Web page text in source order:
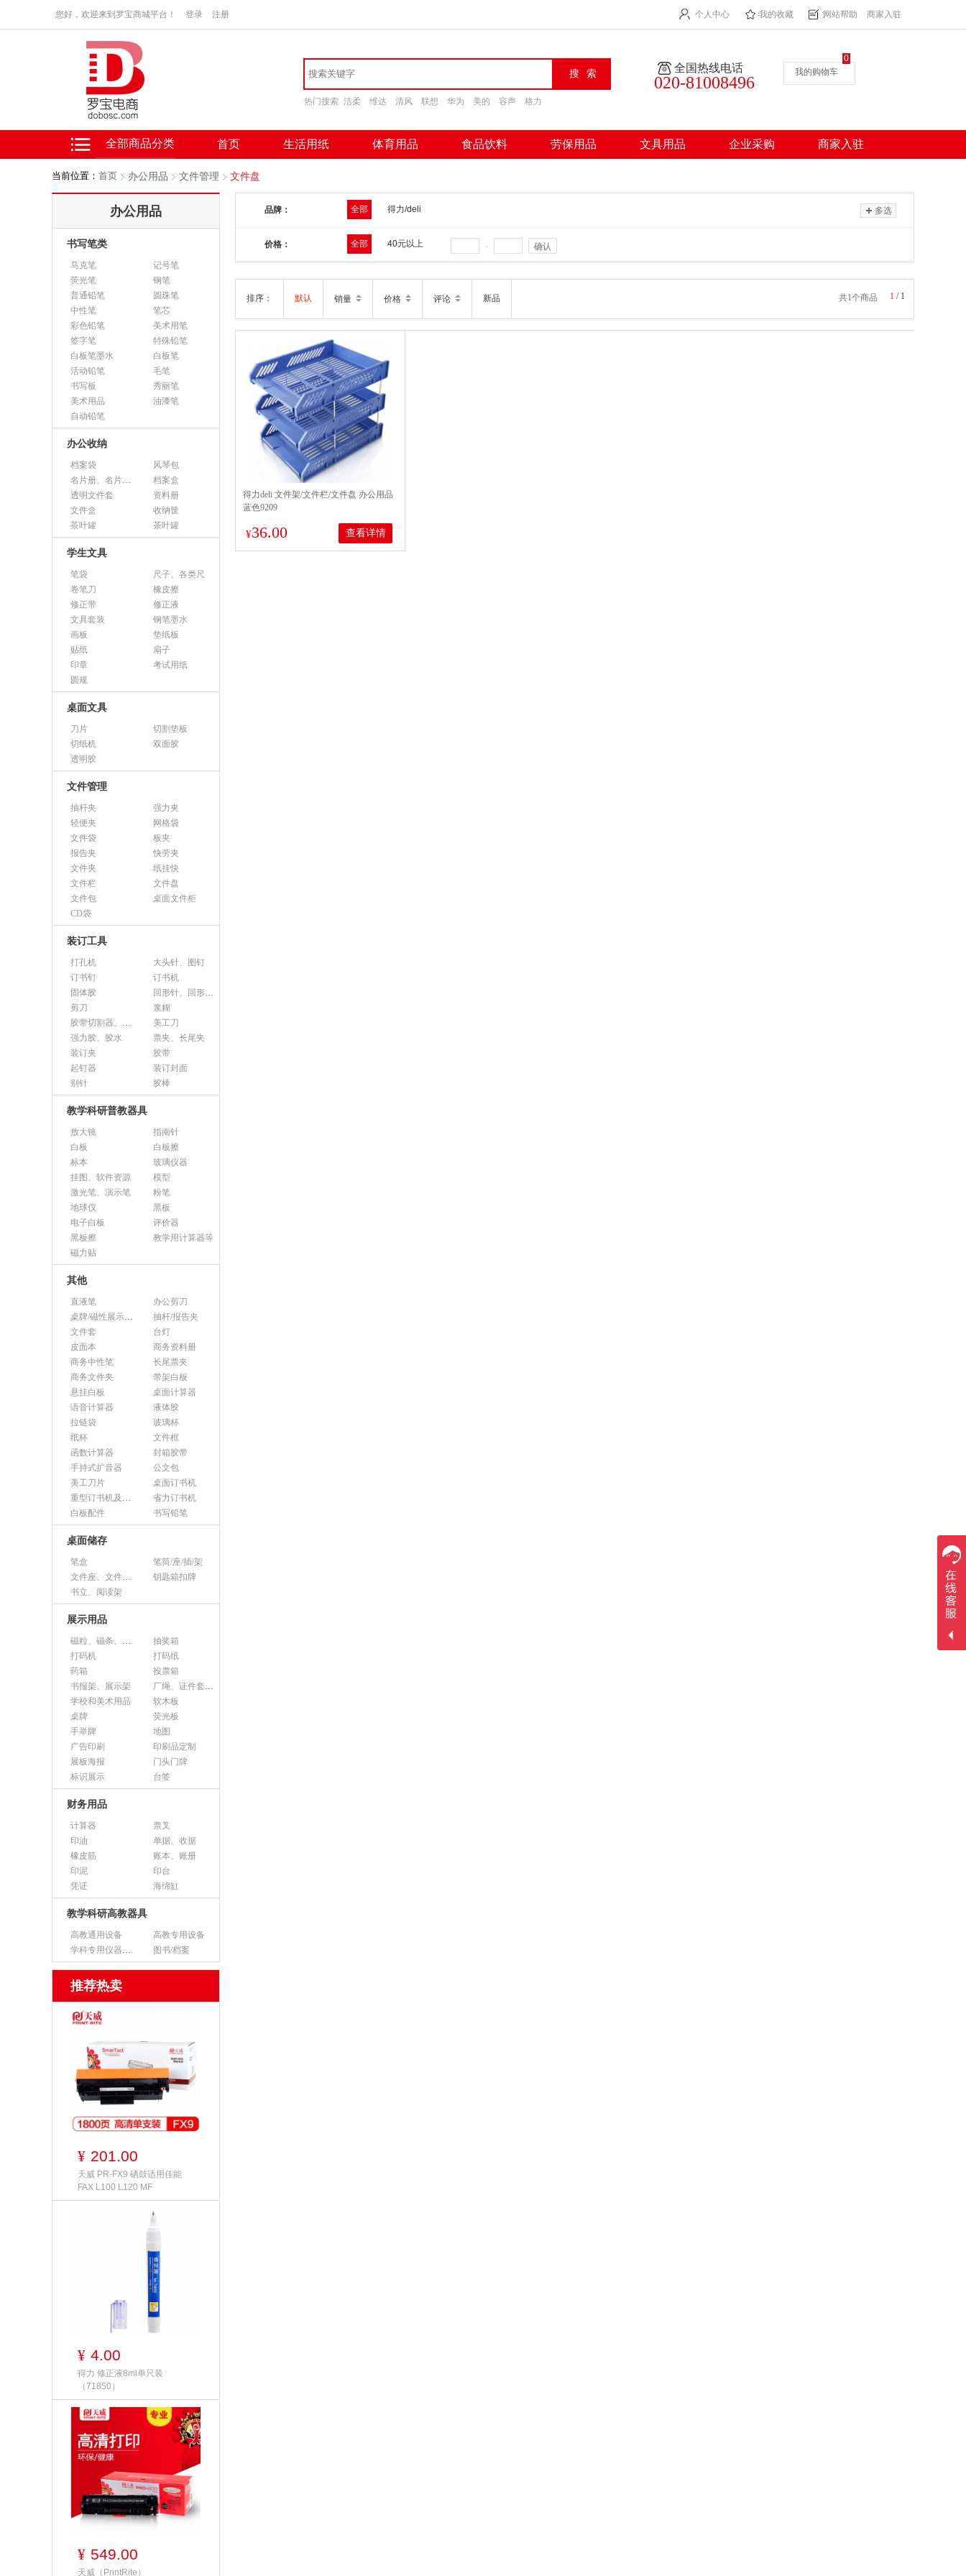
您好，欢迎来到罗宝商城平台！ 登录 注册 个人中心 我的收藏 网站帮助 商家入驻
热门搜索 洁柔 维达 清风 联想 华为 美的 容声 格力
全国热线电话
020-81008496
我的购物车
0
全部商品分类 首页 生活用纸 体育用品 食品饮料 劳保用品 文具用品 企业采购 商家入驻
当前位置： 首页 办公用品 文件管理 文件盘
办公用品
书写笔类
马克笔
记号笔
荧光笔
钢笔
普通铅笔
圆珠笔
中性笔
笔芯
彩色铅笔
美术用笔
签字笔
特殊铅笔
白板笔墨水
白板笔
活动铅笔
毛笔
书写板
秀丽笔
美术用品
油漆笔
自动铅笔
办公收纳
档案袋
风琴包
名片册、名片盒、名片座
档案盒
透明文件套
资料册
文件盒
收纳筐
茶叶罐
茶叶罐
学生文具
笔袋
尺子、各类尺
卷笔刀
橡皮擦
修正带
修正液
文具套装
钢笔墨水
画板
垫纸板
贴纸
扇子
印章
考试用纸
圆规
桌面文具
刀片
切割垫板
切纸机
双面胶
透明胶
文件管理
抽杆夹
强力夹
轻便夹
网格袋
文件袋
板夹
报告夹
快劳夹
文件夹
纸挂快
文件栏
文件盘
文件包
桌面文件柜
CD袋
装订工具
打孔机
大头针、图钉
订书钉
订书机
固体胶
回形针、回形针盒
剪刀
浆糊
胶带切割器、胶带座、封箱器
美工刀
强力胶、胶水
票夹、长尾夹
装订夹
胶带
起钉器
装订封面
别针
胶棒
教学科研普教器具
放大镜
指南针
白板
白板擦
标本
玻璃仪器
挂图、软件资源
模型
激光笔、演示笔
粉笔
地球仪
黑板
电子白板
评价器
黑板擦
教学用计算器等
磁力贴
其他
直液笔
办公剪刀
桌牌/磁性展示帖/证件框
抽杆/报告夹
文件套
台灯
皮面本
商务资料册
商务中性笔
长尾票夹
商务文件夹
带架白板
悬挂白板
桌面计算器
语音计算器
液体胶
拉链袋
玻璃杯
纸杯
文件框
函数计算器
封箱胶带
手持式扩音器
公文包
美工刀片
桌面订书机
重型订书机及其它
省力订书机
白板配件
书写铅笔
桌面储存
笔盒
笔筒/座/插/架
文件座、文件架、文件框
钥匙箱扣牌
书立、阅读架
展示用品
磁粒、磁条、磁片
抽奖箱
打码机
打码纸
药箱
投票箱
书报架、展示架
厂绳、证件套、卡套
学校和美术用品
软木板
桌牌
荧光板
手举牌
地图
广告印刷
印刷品定制
展板海报
门头门牌
标识展示
台签
财务用品
计算器
票叉
印油
单据、收据
橡皮筋
账本、账册
印泥
印台
凭证
海绵缸
教学科研高教器具
高教通用设备
高教专用设备
学科专用仪器设备
图书/档案
推荐热卖
¥ 201.00
天威 PR-FX9 硒鼓适用佳能
FAX L100 L120 MF
¥ 4.00
得力 修正液8ml单只装
（71850）
¥ 549.00
天威（PrintRite）
品牌： 全部 得力/deli 多选
价格： 全部 40元以上 - 确认
排序： 默认 销量 价格 评论 新品 共1个商品 1 / 1
得力deli 文件架/文件栏/文件盘 办公用品
蓝色9209
¥36.00 查看详情